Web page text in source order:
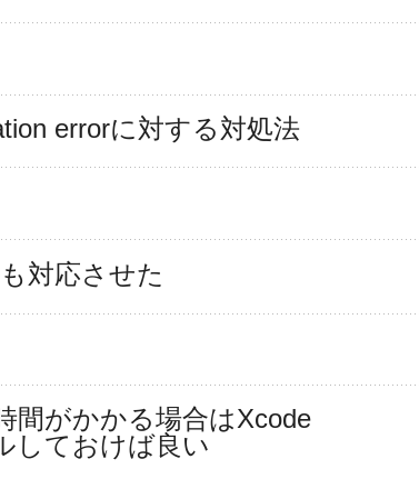
errorに対する対処法
対応させた
間がかかる場合はXcode
しておけば良い